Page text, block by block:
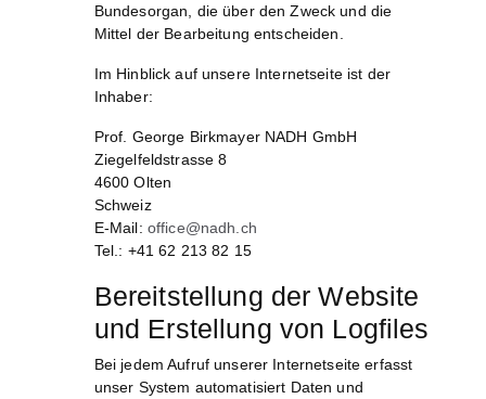
Bundesorgan, die über den Zweck und die
Mittel der Bearbeitung entscheiden.
Im Hinblick auf unsere Internetseite ist der
Inhaber:
Prof. George Birkmayer NADH GmbH
Ziegelfeldstrasse 8
4600 Olten
Schweiz
E-Mail: office@nadh.ch
Tel.: +41 62 213 82 15
Bereitstellung der Website
und Erstellung von Logfiles
Bei jedem Aufruf unserer Internetseite erfasst
unser System automatisiert Daten und